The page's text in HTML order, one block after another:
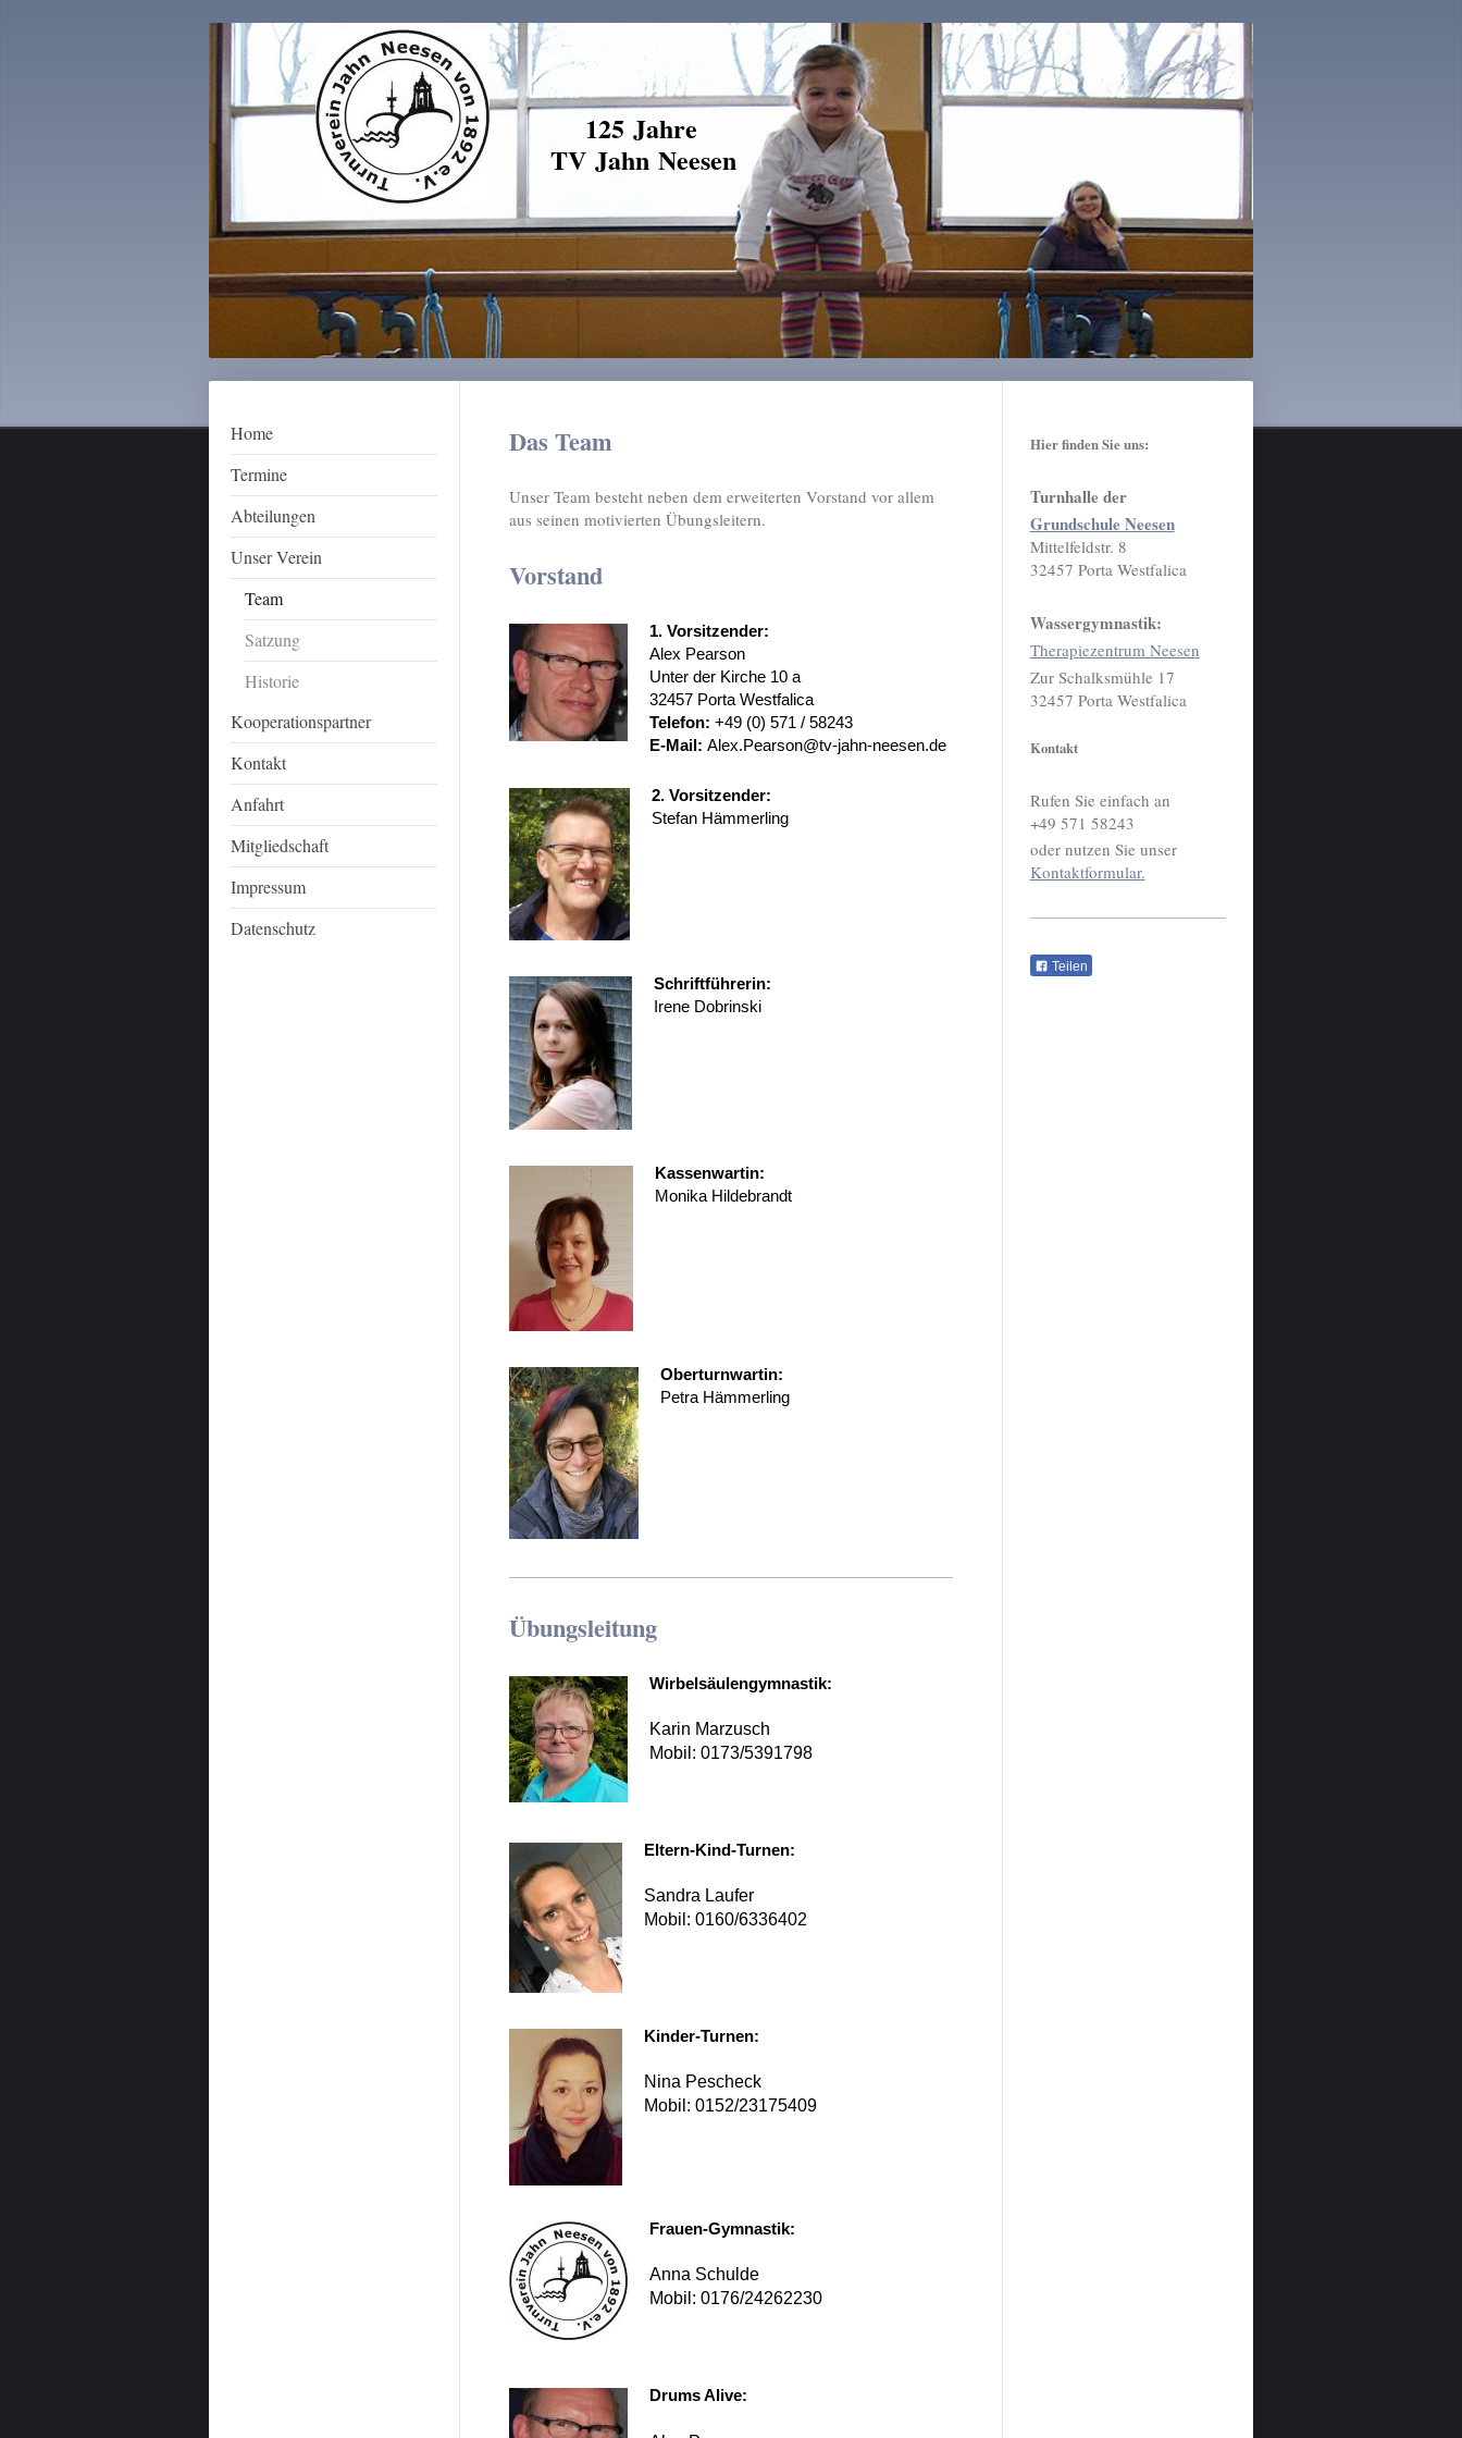
125 Jahre
TV Jahn Neesen
Home
Termine
Abteilungen
Unser Verein
Team
Satzung
Historie
Kooperationspartner
Kontakt
Anfahrt
Mitgliedschaft
Impressum
Datenschutz
Das Team
Unser Team besteht neben dem erweiterten Vorstand vor allem
aus seinen motivierten Übungsleitern.
Vorstand
1. Vorsitzender:
Alex Pearson
Unter der Kirche 10 a
32457 Porta Westfalica
Telefon: +49 (0) 571 / 58243
E-Mail: Alex.Pearson@tv-jahn-neesen.de
2. Vorsitzender:
Stefan Hämmerling
Schriftführerin:
Irene Dobrinski
Kassenwartin:
Monika Hildebrandt
Oberturnwartin:
Petra Hämmerling
Übungsleitung
Wirbelsäulengymnastik:
Karin Marzusch
Mobil: 0173/5391798
Eltern-Kind-Turnen:
Sandra Laufer
Mobil: 0160/6336402
Kinder-Turnen:
Nina Pescheck
Mobil: 0152/23175409
Frauen-Gymnastik:
Anna Schulde
Mobil: 0176/24262230
Drums Alive:
Hier finden Sie uns:
Turnhalle der
Grundschule Neesen
Mittelfeldstr. 8
32457 Porta Westfalica
Wassergymnastik:
Therapiezentrum Neesen
Zur Schalksmühle 17
32457 Porta Westfalica
Kontakt
Rufen Sie einfach an
+49 571 58243
oder nutzen Sie unser
Kontaktformular.
Teilen